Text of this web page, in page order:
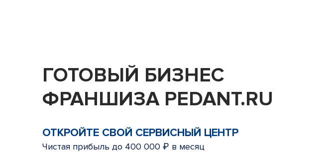
ГОТОВЫЙ БИЗНЕС
ФРАНШИЗА PEDANT.RU
ОТКРОЙТЕ СВОЙ СЕРВИСНЫЙ ЦЕНТР
Чистая прибыль до 400 000 ₽ в месяц